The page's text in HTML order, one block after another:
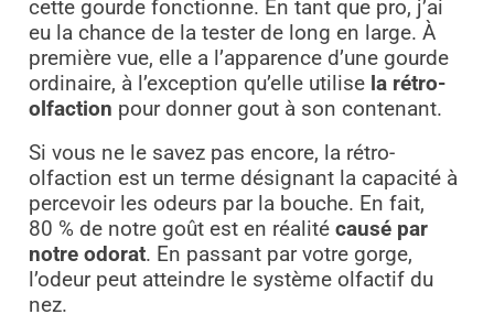
cette gourde fonctionne. En tant que pro, j’ai
eu la chance de la tester de long en large. À
première vue, elle a l’apparence d’une gourde
ordinaire, à l’exception qu’elle utilise la rétro-
olfaction pour donner gout à son contenant.
Si vous ne le savez pas encore, la rétro-
olfaction est un terme désignant la capacité à
percevoir les odeurs par la bouche. En fait,
80 % de notre goût est en réalité causé par
notre odorat. En passant par votre gorge,
l’odeur peut atteindre le système olfactif du
nez.